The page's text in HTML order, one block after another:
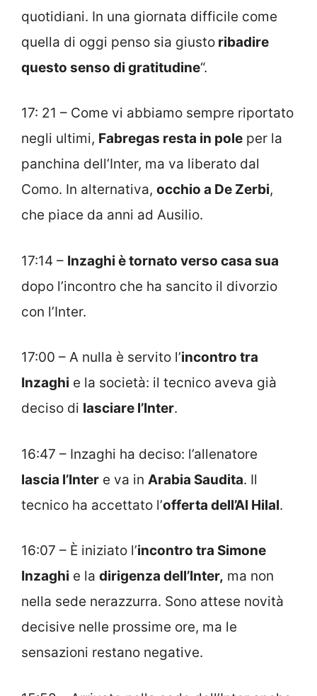
quotidiani. In una giornata difficile come
quella di oggi penso sia giusto ribadire
questo senso di gratitudine“.
17: 21 – Come vi abbiamo sempre riportato
negli ultimi, Fabregas resta in pole per la
panchina dell’Inter, ma va liberato dal
Como. In alternativa, occhio a De Zerbi,
che piace da anni ad Ausilio.
17:14 – Inzaghi è tornato verso casa sua
dopo l’incontro che ha sancito il divorzio
con l’Inter.
17:00 – A nulla è servito l’incontro tra
Inzaghi e la società: il tecnico aveva già
deciso di lasciare l’Inter.
16:47 – Inzaghi ha deciso: l’allenatore
lascia l’Inter e va in Arabia Saudita. Il
tecnico ha accettato l’offerta dell’Al Hilal.
16:07 – È iniziato l’incontro tra Simone
Inzaghi e la dirigenza dell’Inter, ma non
nella sede nerazzurra. Sono attese novità
decisive nelle prossime ore, ma le
sensazioni restano negative.